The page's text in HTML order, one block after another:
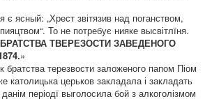
є ясный: „Хрест звітязив над поганством,
То не потребує нияке высвітлїня.
ТВЕРЕЗОСТИ ЗАВЕДЕНОГО
»
братства терезвости заложеного папом Піом
католицька церьков закладала і закладать
періодї выголосила бой з алкоголізмом